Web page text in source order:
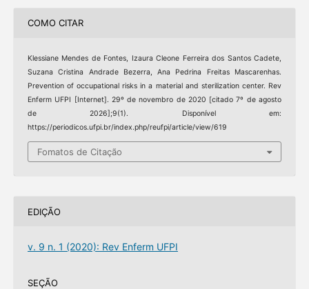
COMO CITAR
Klessiane Mendes de Fontes, Izaura Cleone Ferreira dos Santos Cadete,
Suzana Cristina Andrade Bezerra, Ana Pedrina Freitas Mascarenhas.
Prevention of occupational risks in a material and sterilization center. Rev
Enferm UFPI [Internet]. 29º de novembro de 2020 [citado 7º de agosto
de 2026];9(1). Disponível em:
https://periodicos.ufpi.br/index.php/reufpi/article/view/619
Fomatos de Citação
EDIÇÃO
v. 9 n. 1 (2020): Rev Enferm UFPI
SEÇÃO